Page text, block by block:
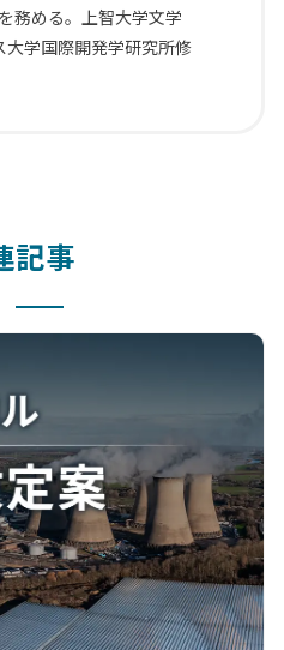
務める。上智大学文学
学国際開発学研究所修
記事